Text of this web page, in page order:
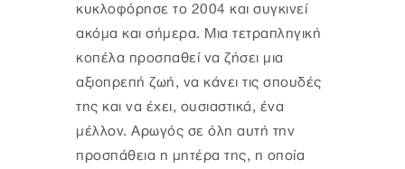
κυκλοφόρησε το 2004 και συγκινεί
ακόμα και σήμερα. Μια τετραπληγική
κοπέλα προσπαθεί να ζήσει μια
αξιοπρεπή ζωή, να κάνει τις σπουδές
της και να έχει, ουσιαστικά, ένα
μέλλον. Αρωγός σε όλη αυτή την
προσπάθεια η μητέρα της, η οποία